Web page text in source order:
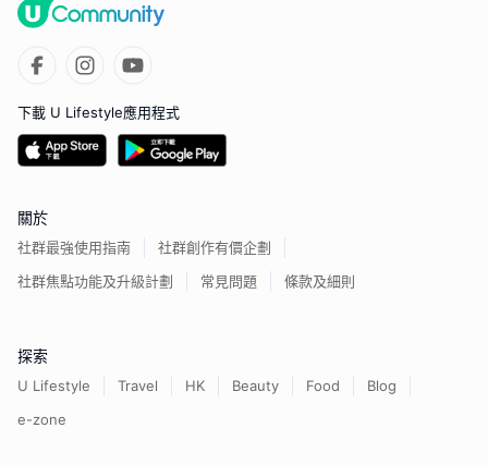
下載 U Lifestyle應用程式
關於
社群最強使用指南
社群創作有價企劃
社群焦點功能及升級計劃
常見問題 條款及細則
探索
U Lifestyle Travel HK Beauty Food
Blog
e-zone